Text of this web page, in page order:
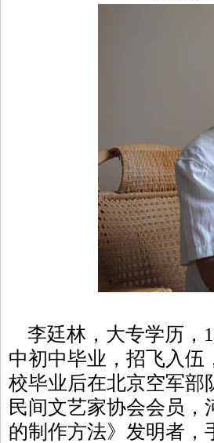
李廷林，大专学历，
中初中毕业，招飞入伍
校毕业后在北京空军部
民间文艺家协会会员
的制作方法》发明者，